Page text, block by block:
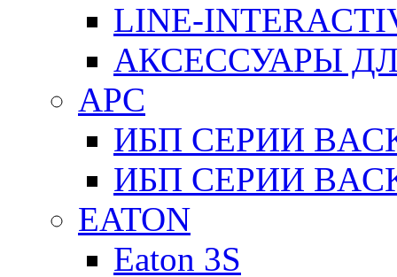
LINE-
АКСЕССУАРЫ
APC
ИБП СЕРИИ
ИБП СЕРИИ
EATON
Eaton 3S